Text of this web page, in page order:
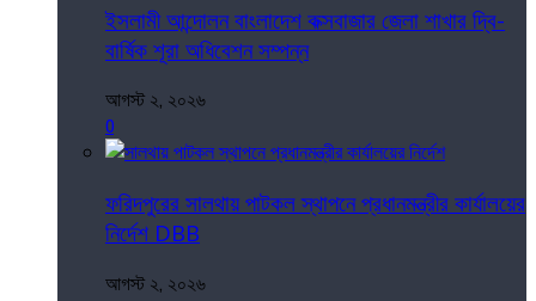
ইসলামী আন্দোলন বাংলাদেশ কক্সবাজার জেলা শাখার দ্বি-
বার্ষিক শূরা অধিবেশন সম্পন্ন
আগস্ট ২, ২০২৬
0
ফরিদপুরের সালথায় পাটকল স্থাপনে প্রধানমন্ত্রীর কার্যালয়ের
নির্দেশ DBB
আগস্ট ২, ২০২৬